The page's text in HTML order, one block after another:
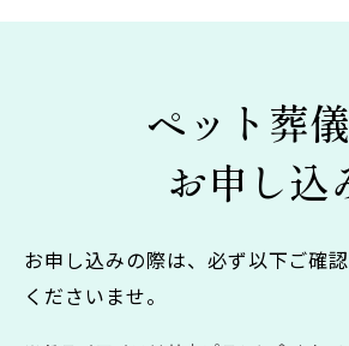
ペット葬
お申し込
お申し込みの際は、必ず以下ご確
くださいませ。